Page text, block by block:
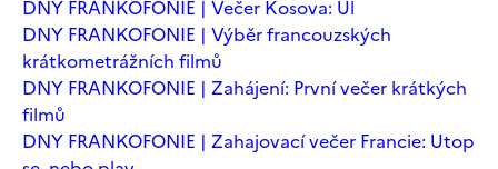
DNY FRANKOFONIE | Večer Kosova: Úl
DNY FRANKOFONIE | Výběr francouzských
krátkometrážních filmů
DNY FRANKOFONIE | Zahájení: První večer krátkých
filmů
DNY FRANKOFONIE | Zahajovací večer Francie: Utop